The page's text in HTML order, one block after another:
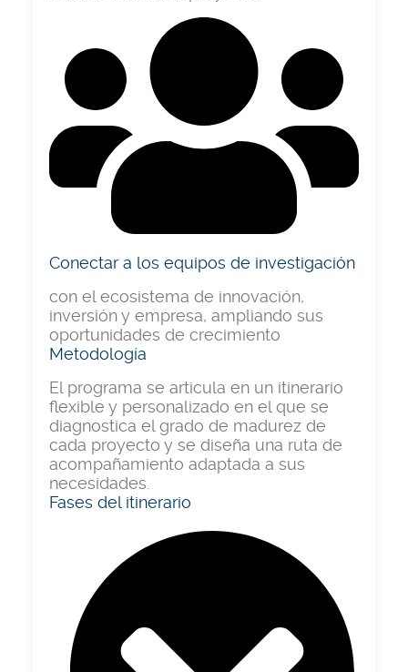
Conectar a los equipos de investigación
con el ecosistema de innovación,
inversión y empresa, ampliando sus
oportunidades de crecimiento
Metodología
El programa se articula en un itinerario
flexible y personalizado en el que se
diagnostica el grado de madurez de
cada proyecto y se diseña una ruta de
acompañamiento adaptada a sus
necesidades.
Fases del itinerario